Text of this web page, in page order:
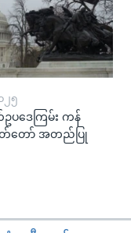
၂၅
ပဒေကြမ်း ကန်
ော် အတည်ပြု